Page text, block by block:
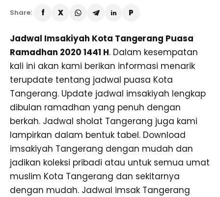
Share:
Jadwal Imsakiyah Kota Tangerang Puasa
Ramadhan 2020 1441 H. Dalam kesempatan
kali ini akan kami berikan informasi menarik
terupdate tentang jadwal puasa Kota
Tangerang. Update jadwal imsakiyah lengkap
dibulan ramadhan yang penuh dengan
berkah. Jadwal sholat Tangerang juga kami
lampirkan dalam bentuk tabel. Download
imsakiyah Tangerang dengan mudah dan
jadikan koleksi pribadi atau untuk semua umat
muslim Kota Tangerang dan sekitarnya
dengan mudah. Jadwal imsak Tangerang